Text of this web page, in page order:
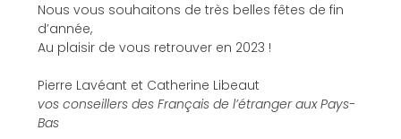
Nous vous souhaitons de très belles fêtes de fin
d’année,
Au plaisir de vous retrouver en 2023 !
Pierre Lavéant et Catherine Libeaut
vos conseillers des Français de l’étranger aux Pays-
Bas